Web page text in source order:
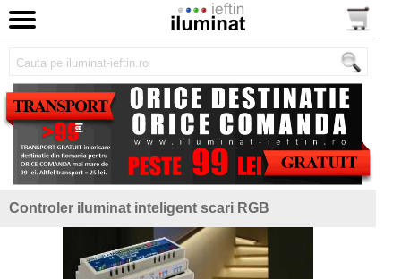
Controler iluminat inteligent scari RGB